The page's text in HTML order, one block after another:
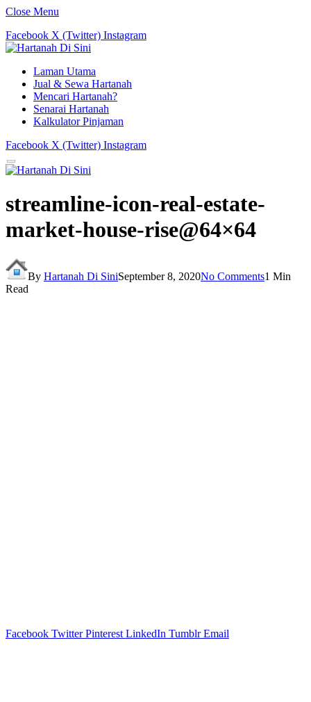
Close Menu
Facebook X (Twitter) Instagram
Laman Utama
Jual & Sewa Hartanah
Mencari Hartanah?
Senarai Hartanah
Kalkulator Pinjaman
Facebook X (Twitter) Instagram
streamline-icon-real-estate-
market-house-rise@64×64
By Hartanah Di SiniSeptember 8, 2020No Comments1 Min
Read
Facebook Twitter Pinterest LinkedIn Tumblr Email